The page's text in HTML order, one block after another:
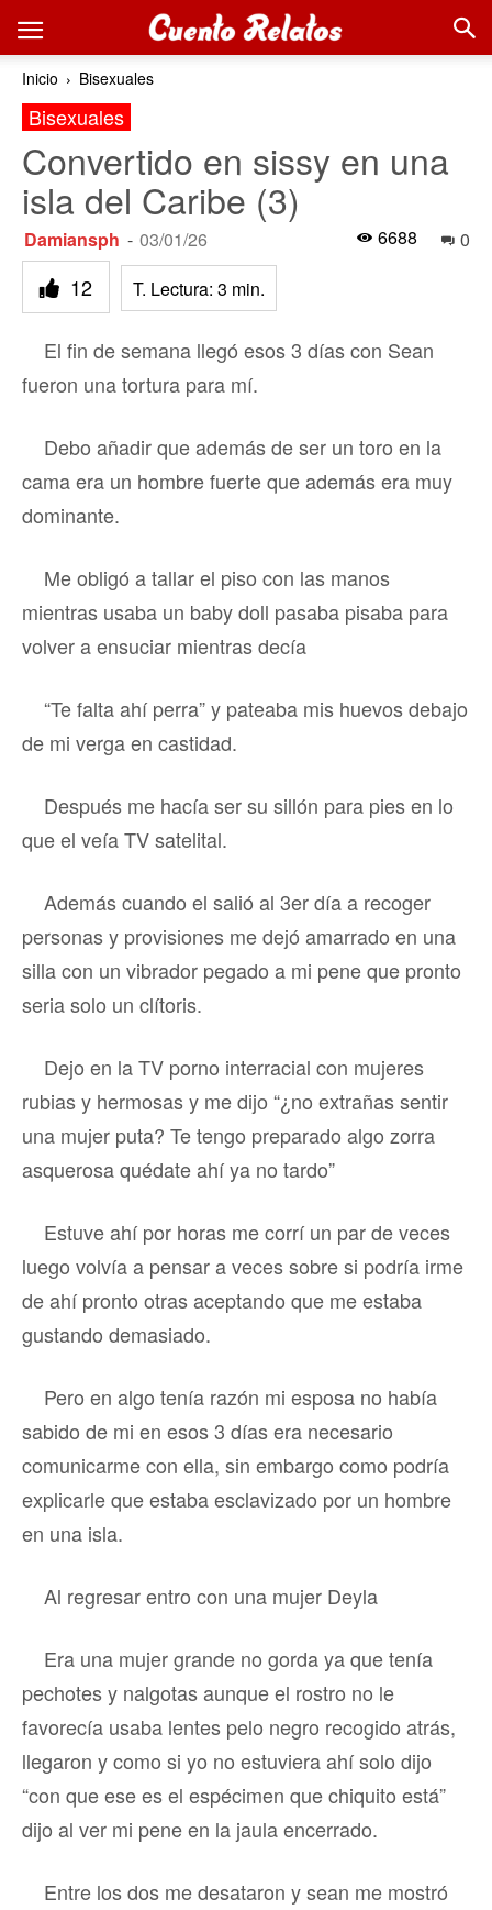
Inicio Bisexuales
Bisexuales
Convertido en sissy en una
isla del Caribe (3)
Damiansph - 03/01/26 0
6688
12 T. Lectura: 3 min.
El fin de semana llegó esos 3 días con Sean
fueron una tortura para mí.
Debo añadir que además de ser un toro en la
cama era un hombre fuerte que además era muy
dominante.
Me obligó a tallar el piso con las manos
mientras usaba un baby doll pasaba pisaba para
volver a ensuciar mientras decía
“Te falta ahí perra” y pateaba mis huevos debajo
de mi verga en castidad.
Después me hacía ser su sillón para pies en lo
que el veía TV satelital.
Además cuando el salió al 3er día a recoger
personas y provisiones me dejó amarrado en una
silla con un vibrador pegado a mi pene que pronto
seria solo un clítoris.
Dejo en la TV porno interracial con mujeres
rubias y hermosas y me dijo “¿no extrañas sentir
una mujer puta? Te tengo preparado algo zorra
asquerosa quédate ahí ya no tardo”
Estuve ahí por horas me corrí un par de veces
luego volvía a pensar a veces sobre si podría irme
de ahí pronto otras aceptando que me estaba
gustando demasiado.
Pero en algo tenía razón mi esposa no había
sabido de mi en esos 3 días era necesario
comunicarme con ella, sin embargo como podría
explicarle que estaba esclavizado por un hombre
en una isla.
Al regresar entro con una mujer Deyla
Era una mujer grande no gorda ya que tenía
pechotes y nalgotas aunque el rostro no le
favorecía usaba lentes pelo negro recogido atrás,
llegaron y como si yo no estuviera ahí solo dijo
“con que ese es el espécimen que chiquito está”
dijo al ver mi pene en la jaula encerrado.
Entre los dos me desataron y sean me mostró